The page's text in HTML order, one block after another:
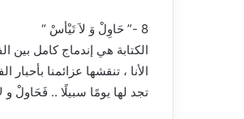
8 -” حَاوِلْ وَ لاَ تَيْأسْ “
الكتابة هي إندماج كامل بين
الأنا ، تنقشها عزائمنا
تجد لها يومًا سبيلًا .. فَحَاولْ و